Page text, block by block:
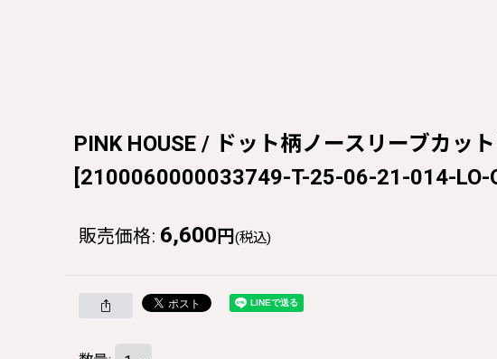
PINK HOUSE / ドット柄ノースリーブカッ
[2100060000033749-T-25-06-21-014-LO-
販売価格: 6,600 円 (税込)